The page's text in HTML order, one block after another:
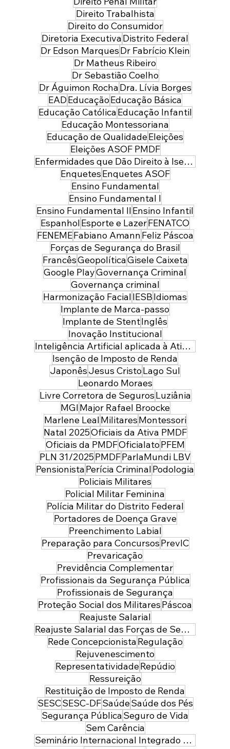
Direito Trabalhista
Direito do Consumidor
Diretoria ExecutivaDistrito Federal
Dr Edson MarquesDr Fabrício Klein
Dr Matheus Ribeiro
Dr Sebastião Coelho
Dr Águimon RochaDra. Lívia Borges
EADEducaçãoEducação Básica
Educação CatólicaEducação Infantil
Educação Montessoriana
Educação de QualidadeEleições
Eleições ASOF PMDF
Enfermidades que Dão Direito à Isenção de Imposto de Renda
EnquetesEnquetes ASOF
Ensino Fundamental
Ensino Fundamental I
Ensino Fundamental IIEnsino Infantil
EspanholEsporte e LazerFENATCO
FENEMEFabiano AmannFeliz Páscoa
Forças de Segurança do Brasil
FrancêsGeopolíticaGisele Caixeta
Google PlayGovernança Criminal
Governança criminal
Harmonização FacialIESBIdiomas
Implante de Marca-passo
Implante de StentInglês
Inovação Institucional
Inteligência Artificial aplicada à Atividade Policial
Isenção de Imposto de Renda
JaponêsJesus CristoLago Sul
Leonardo Moraes
Livre Corretora de SegurosLuziânia
MGIMajor Rafael Broocke
Marlene LealMilitaresMontessori
Natal 2025Oficiais da Ativa PMDF
Oficiais da PMDFOficialatoPFEM
PLN 31/2025PMDFParlaMundi LBV
PensionistaPerícia CriminalPodologia
Policiais Militares
Policial Militar Feminina
Polícia Militar do Distrito Federal
Portadores de Doença Grave
Preenchimento Labial
Preparação para ConcursosPrevIC
Prevaricação
Previdência Complementar
Profissionais da Segurança Pública
Profissionais de Segurança
Proteção Social dos MilitaresPáscoa
Reajuste Salarial
Reajuste Salarial das Forças de Segurança do Distrito Federal
Rede ConcepcionistaRegulação
Rejuvenescimento
RepresentatividadeRepúdio
Ressureição
Restituição de Imposto de Renda
SESCSESC-DFSaúdeSaúde dos Pés
Segurança PúblicaSeguro de Vida
Sem Carência
Seminário Internacional Integrado de Segurança Pública e Defesa